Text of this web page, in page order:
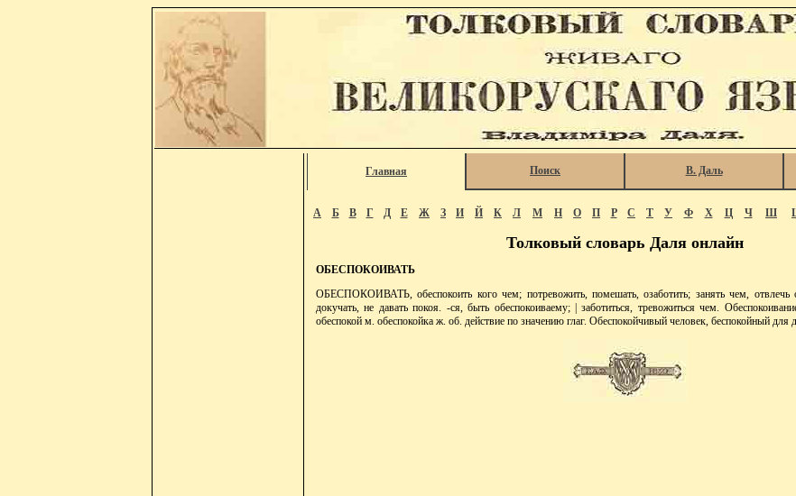
Главная Поиск В. Даль
А Б В Г Д Е Ж З И Й К Л М Н О П Р С Т У Ф Х Ц Ч Ш
Толковый словарь Даля онлайн
ОБЕСПОКОИВАТЬ
ОБЕСПОКОИВАТЬ, обеспокоить кого чем; потревожить, помешать, озаботить; занять чем, отвлечь
докучать, не давать покоя. -ся, быть обеспокоиваему; | заботиться, тревожиться чем.
обеспокой м. обеспокойка ж. об. действие по значению глаг. Обеспокойчивый человек, беспокойный для